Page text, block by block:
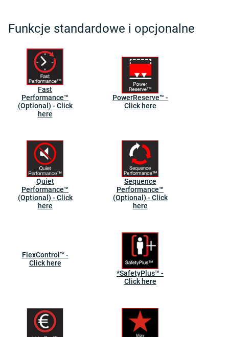
Funkcje standardowe i opcjonalne
Fast
Performance™
(Optional) - Click
here
PowerReserve™ -
Click here
Quiet
Performance™
(Optional) - Click
here
Sequence
Performance™
(Optional) - Click
here
FlexControl™ -
Click here
*SafetyPlus™ -
Click here